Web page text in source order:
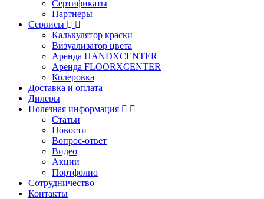
Сертификаты
Партнеры
Сервисы
Калькулятор краски
Визуализатор цвета
Аренда HANDXCENTER
Аренда FLOORXCENTER
Колеровка
Доставка и оплата
Дилеры
Полезная информация
Статьи
Новости
Вопрос-ответ
Видео
Акции
Портфолио
Сотрудничество
Контакты